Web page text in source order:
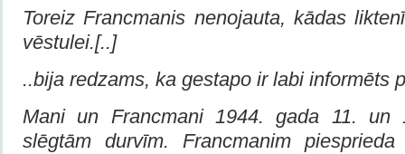
Toreiz Francmanis nenojauta, kādas
vēstulei.[..]
..bija redzams, ka gestapo ir labi informēts
Mani un Francmani 1944. gada 11. un
slēgtām durvīm. Francmanim